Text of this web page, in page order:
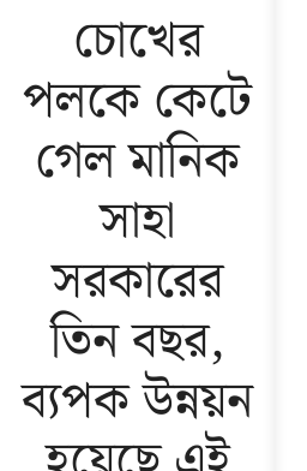
চোখের
পলকে কেটে
গেল মানিক
সাহা
সরকারের
তিন বছর,
ব্যপক উন্নয়ন